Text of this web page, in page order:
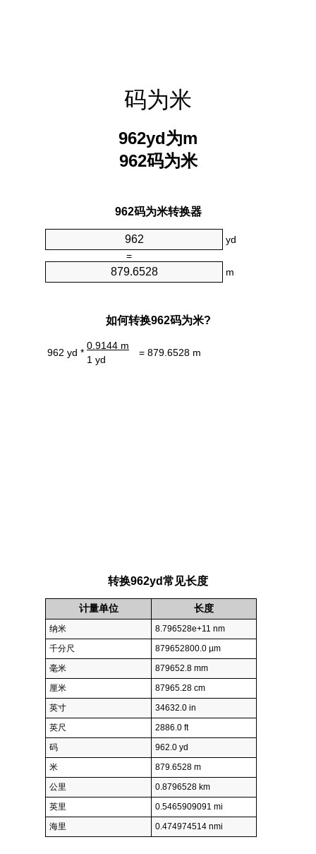
码为米
962yd为m
962码为米
962码为米转换器
yd
=
m
如何转换962码为米?
962 yd *
0.9144 m
= 879.6528 m
1 yd
转换962yd常见长度
计量单位 长度
纳米
8.796528e+11 nm
千分尺
879652800.0 µm
毫米
879652.8 mm
厘米
87965.28 cm
英寸
34632.0 in
英尺
2886.0 ft
码
962.0 yd
米
879.6528 m
公里
0.8796528 km
英里
0.5465909091 mi
海里
0.474974514 nmi